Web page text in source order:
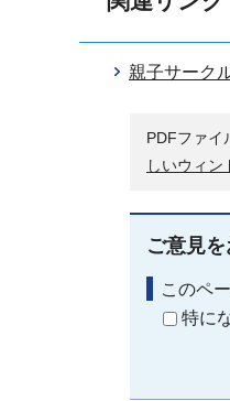
親子サーク
PDFファイ
しいウィン
ご意見を
このペ
特に